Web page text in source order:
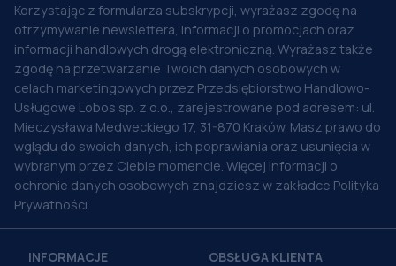
Korzystając z formularza subskrypcji, wyrażasz zgodę na
otrzymywanie newslettera, informacji o promocjach oraz
informacji handlowych drogą elektroniczną. Wyrażasz także
zgodę na przetwarzanie Twoich danych osobowych w
celach marketingowych przez Przedsiębiorstwo Handlowo-
Usługowe Lobos sp. z o.o., zarejestrowane pod adresem: ul.
Mieczysława Medweckiego 17, 31-870 Kraków. Masz prawo do
wglądu do swoich danych, ich poprawiania oraz usunięcia w
wybranym przez Ciebie momencie. Więcej informacji o
ochronie danych osobowych znajdziesz w zakładce Polityka
Prywatności.
INFORMACJE
OBSŁUGA KLIENTA